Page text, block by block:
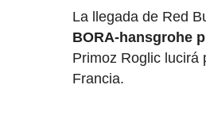
La llegada de Red
BORA-hansgrohe
Primoz Roglic lucirá
Francia.